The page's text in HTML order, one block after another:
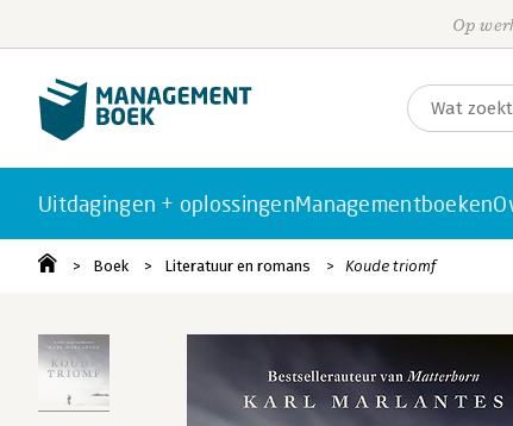
Op
Uitdagingen + oplossingenManagementboeken
Boek Literatuur en romans Koude triomf